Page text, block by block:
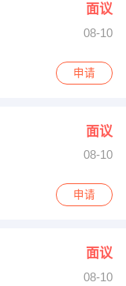
面议
08-10
申请
面议
08-10
申请
面议
08-10